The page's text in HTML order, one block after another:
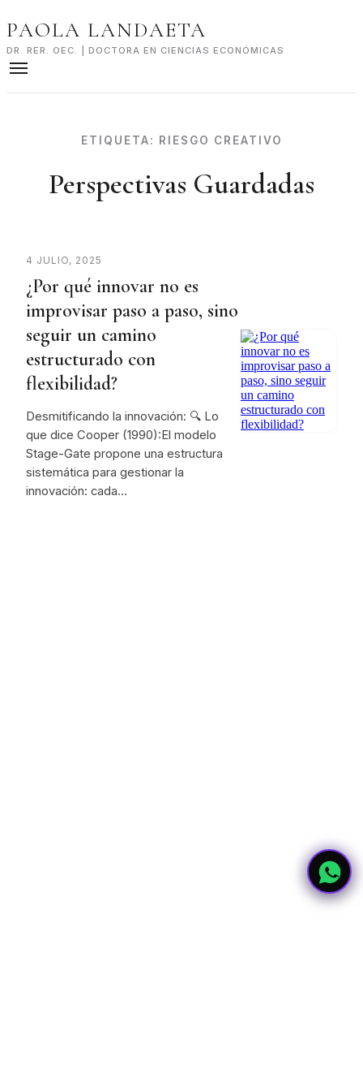
to
PAOLA LANDAETA
DR. RER. OEC. | DOCTORA EN CIENCIAS ECONÓMICAS
ETIQUETA: RIESGO CREATIVO
Perspectivas Guardadas
4 JULIO, 2025
¿Por qué innovar no es
improvisar paso a paso, sino
seguir un camino
estructurado con
flexibilidad?
Desmitificando la innovación: 🔍 Lo
que dice Cooper (1990):El modelo
Stage-Gate propone una estructura
sistemática para gestionar la
innovación: cada…